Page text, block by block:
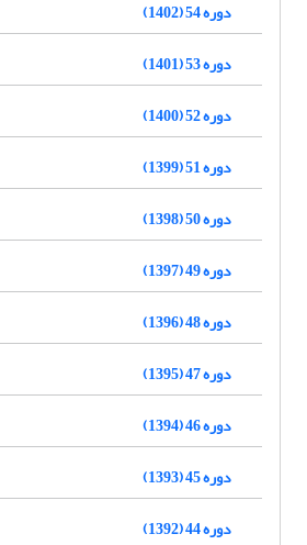
دوره 54 (1402)
دوره 53 (1401)
دوره 52 (1400)
دوره 51 (1399)
دوره 50 (1398)
دوره 49 (1397)
دوره 48 (1396)
دوره 47 (1395)
دوره 46 (1394)
دوره 45 (1393)
دوره 44 (1392)